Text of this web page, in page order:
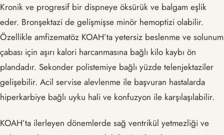
Kronik ve progresif bir dispneye öksürük ve balgam eşlik
eder. Bronşektazi de gelişmişse minör hemoptizi olabilir.
Özellikle amfizematöz KOAH’ta yetersiz beslenme ve solunum
çabası için aşırı kalori harcanmasına bağlı kilo kaybı ön
plandadır. Sekonder polistemiye bağlı yüzde telenjektaziler
gelişebilir. Acil servise alevlenme ile başvuran hastalarda
hiperkarbiye bağlı uyku hali ve konfuzyon ile karşılaşılabilir.
KOAH’ta ilerleyen dönemlerde sağ ventrikül yetmezliği ve